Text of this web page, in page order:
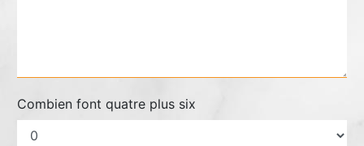
Combien font quatre plus six